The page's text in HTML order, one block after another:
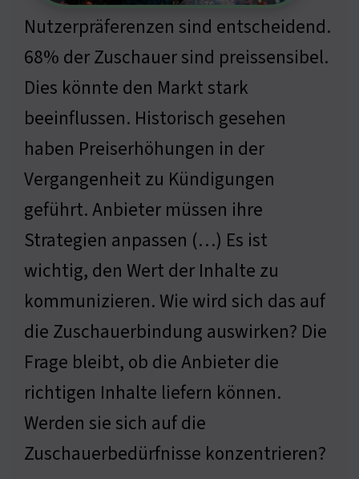
Nutzerpräferenzen sind entscheidend.
68% der Zuschauer sind preissensibel.
Dies könnte den Markt stark
beeinflussen. Historisch gesehen
haben Preiserhöhungen in der
Vergangenheit zu Kündigungen
geführt. Anbieter müssen ihre
Strategien anpassen (…) Es ist
wichtig, den Wert der Inhalte zu
kommunizieren. Wie wird sich das auf
die Zuschauerbindung auswirken? Die
Frage bleibt, ob die Anbieter die
richtigen Inhalte liefern können.
Werden sie sich auf die
Zuschauerbedürfnisse konzentrieren?